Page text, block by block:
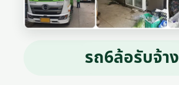
รถ6ล้อรับจ้าง